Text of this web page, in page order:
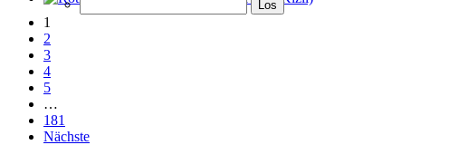
1
2
3
4
5
…
181
Nächste